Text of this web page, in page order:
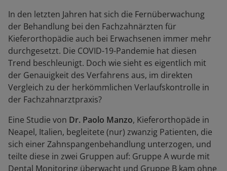
In den letzten Jahren hat sich die Fernüberwachung
der Behandlung bei den Fachzahnärzten für
Kieferorthopädie auch bei Erwachsenen immer mehr
durchgesetzt. Die COVID-19-Pandemie hat diesen
Trend beschleunigt. Doch wie sieht es eigentlich mit
der Genauigkeit des Verfahrens aus, im direkten
Vergleich zu der herkömmlichen Verlaufskontrolle in
der Fachzahnarztpraxis?
Eine Studie von Dr. Paolo Manzo, Kieferorthopäde in
Neapel, Italien, begleitete (nur) zwanzig Patienten, die
sich einer Zahnspangenbehandlung unterzogen, und
teilte diese in zwei Gruppen auf: Gruppe A wurde mit
Dental Monitoring überwacht und Gruppe B kam ohne